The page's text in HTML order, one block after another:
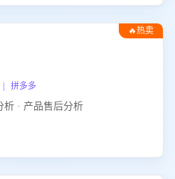
🔥热卖
拼多多
析 · 产品售后分析